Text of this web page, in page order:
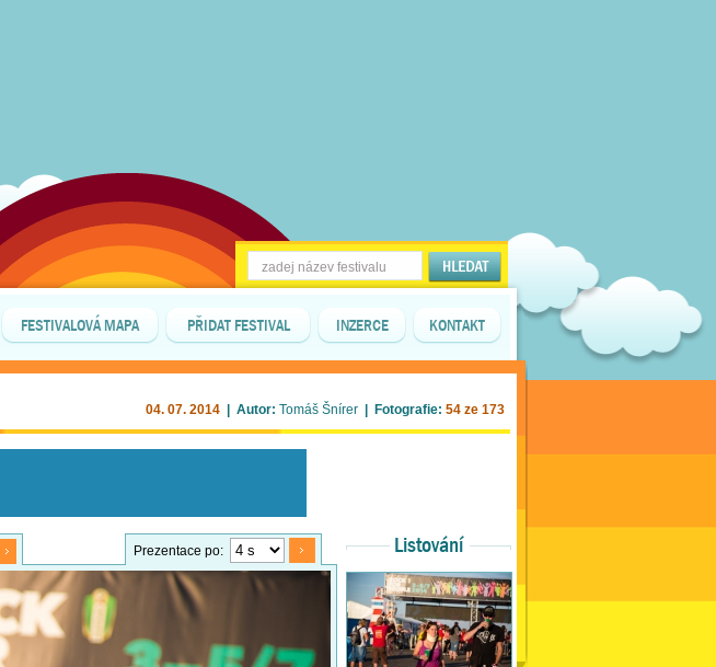
FESTIVALOVÁ MAPA PŘIDAT FESTIVAL INZERCE KONTAKT
04. 07. 2014 | Autor: Tomáš Šnírer | Fotografie: 54 ze 173
Prezentace po: Listování